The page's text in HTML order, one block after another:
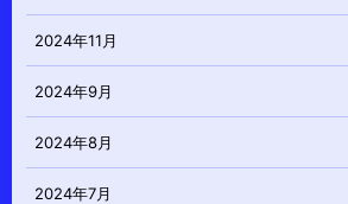
2024年11月
2024年9月
2024年8月
2024年7月